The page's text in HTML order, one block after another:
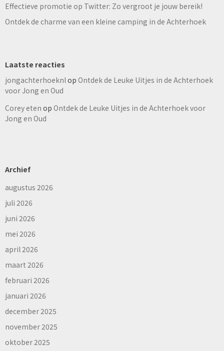
Effectieve promotie op Twitter: Zo vergroot je jouw bereik!
Ontdek de charme van een kleine camping in de Achterhoek
Laatste reacties
jongachterhoeknl op Ontdek de Leuke Uitjes in de Achterhoek
voor Jong en Oud
Corey eten op Ontdek de Leuke Uitjes in de Achterhoek voor
Jong en Oud
Archief
augustus 2026
juli 2026
juni 2026
mei 2026
april 2026
maart 2026
februari 2026
januari 2026
december 2025
november 2025
oktober 2025